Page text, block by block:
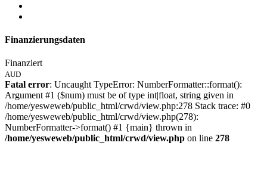
Finanzierungsdaten
Finanziert
AUD
Fatal error: Uncaught TypeError: NumberFormatter::format():
Argument #1 ($num) must be of type int|float, string given in
/home/yesweweb/public_html/crwd/view.php:278 Stack trace: #0
/home/yesweweb/public_html/crwd/view.php(278):
NumberFormatter->format() #1 {main} thrown in
/home/yesweweb/public_html/crwd/view.php on line 278